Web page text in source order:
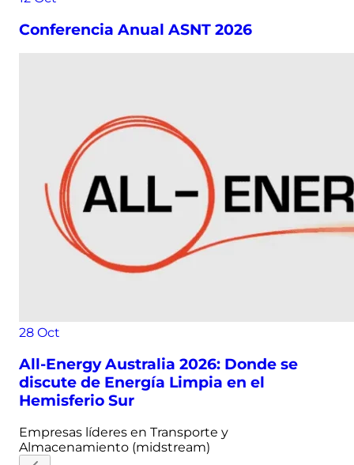
Conferencia Anual ASNT 2026
28 Oct
All-Energy Australia 2026: Donde se
discute de Energía Limpia en el
Hemisferio Sur
Empresas líderes en Transporte y
Almacenamiento (midstream)